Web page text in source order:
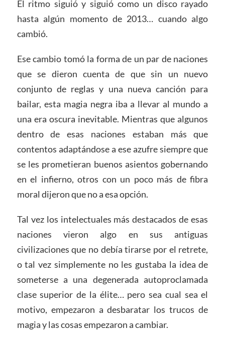
El ritmo siguió y siguió como un disco rayado
hasta algún momento de 2013… cuando algo
cambió.
Ese cambio tomó la forma de un par de naciones
que se dieron cuenta de que sin un nuevo
conjunto de reglas y una nueva canción para
bailar, esta magia negra iba a llevar al mundo a
una era oscura inevitable. Mientras que algunos
dentro de esas naciones estaban más que
contentos adaptándose a ese azufre siempre que
se les prometieran buenos asientos gobernando
en el infierno, otros con un poco más de fibra
moral dijeron que no a esa opción.
Tal vez los intelectuales más destacados de esas
naciones vieron algo en sus antiguas
civilizaciones que no debía tirarse por el retrete,
o tal vez simplemente no les gustaba la idea de
someterse a una degenerada autoproclamada
clase superior de la élite… pero sea cual sea el
motivo, empezaron a desbaratar los trucos de
magia y las cosas empezaron a cambiar.